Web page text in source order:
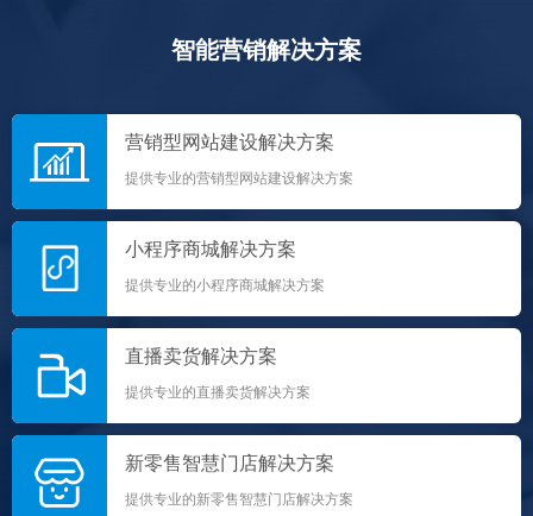
智能营销解决方案
营销型网站建设解决方案
提供专业的营销型网站建设解决方案
小程序商城解决方案
提供专业的小程序商城解决方案
直播卖货解决方案
提供专业的直播卖货解决方案
新零售智慧门店解决方案
提供专业的新零售智慧门店解决方案